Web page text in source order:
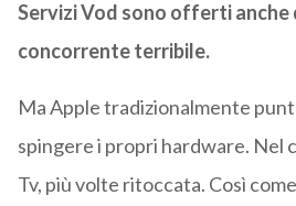
Servizi Vod sono offerti anche
concorrente terribile.
Ma Apple tradizionalmente
spingere i propri hardware. Nel
Tv, più volte ritoccata. Così